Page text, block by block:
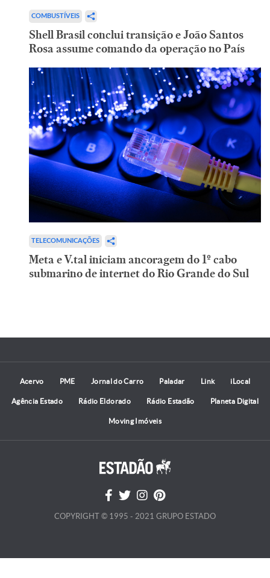
COMBUSTÍVEIS
Shell Brasil conclui transição e João Santos
Rosa assume comando da operação no País
TELECOMUNICAÇÕES
Meta e V.tal iniciam ancoragem do 1º cabo
submarino de internet do Rio Grande do Sul
Acervo PME Jornal do Carro Paladar Link iLocal
Agência Estado Rádio Eldorado Rádio Estadão Planeta Digital
Moving Imóveis
COPYRIGHT © 1995 - 2021 GRUPO ESTADO